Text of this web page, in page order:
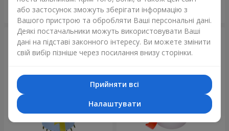
Замовити Замовити
або застосунок зможуть зберігати інформацію з
Вашого пристрою та обробляти Ваші персональні дані.
Деякі постачальники можуть використовувати Ваші
дані на підставі законного інтересу. Ви можете змінити
свій вибір пізніше через посилання внизу сторінки.
Прийняти всі
Налаштувати